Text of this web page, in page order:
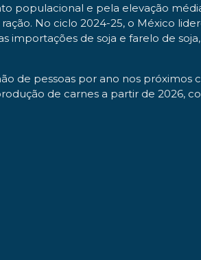
populacional e pela elevação
No ciclo 2024-25, o México
importações de soja e farelo de
de pessoas por ano nos próximos
de carnes a partir de 2026,